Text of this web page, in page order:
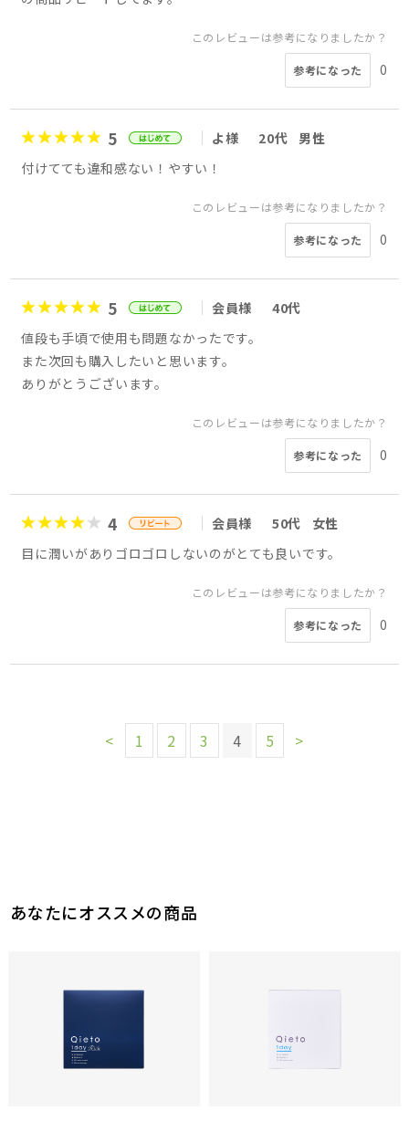
このレビューは参考になりましたか？
参考になった 0
5 よ様 20代
男性
付けてても違和感ない！やすい！
このレビューは参考になりましたか？
参考になった 0
5 会員様
40代
値段も手頃で使用も問題なかったです。
また次回も購入したいと思います。
ありがとうございます。
このレビューは参考になりましたか？
参考になった 0
4 会員様 50代
女性
目に潤いがありゴロゴロしないのがとても良いです。
このレビューは参考になりましたか？
参考になった 0
< 1 2 3 4 5 >
あなたにオススメの商品